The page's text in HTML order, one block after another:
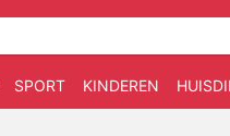
SPORT KINDEREN